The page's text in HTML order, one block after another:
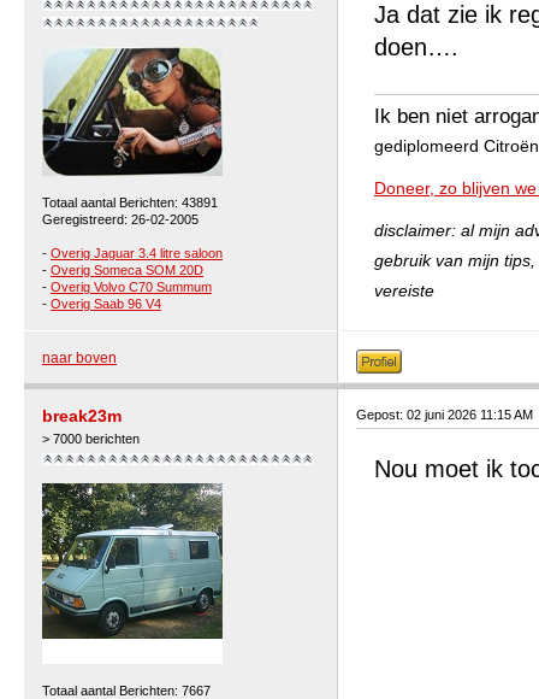
Totaal aantal Berichten: 43891
Geregistreerd: 26-02-2005
- Overig Jaguar 3.4 litre saloon
- Overig Someca SOM 20D
- Overig Volvo C70 Summum
- Overig Saab 96 V4
Ja dat zie ik
doen….
Ik ben niet
gediplomeerd
Doneer, zo blijven
disclaimer: al mijn
gebruik van mijn
vereiste
naar boven
break23m
> 7000 berichten
Totaal aantal Berichten: 7667
Gepost: 02 juni 2026 11:15 AM
Nou moet ik